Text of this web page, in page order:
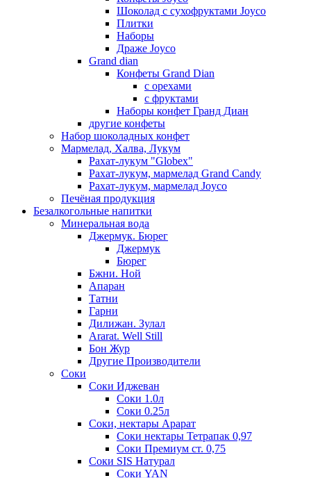
Шоколад с сухофруктами Joyco
Плитки
Наборы
Драже Joyco
Grand dian
Конфеты Grand Dian
с орехами
с фруктами
Наборы конфет Гранд Диан
другие конфеты
Набор шоколадных конфет
Мармелад, Халва, Лукум
Рахат-лукум "Globex"
Рахат-лукум, мармелад Grand Candy
Рахат-лукум, мармелад Joyco
Печёная продукция
Безалкогольные напитки
Минеральная вода
Джермук. Бюрег
Джермук
Бюрег
Бжни. Ной
Апаран
Татни
Гарни
Дилижан. Зулал
Ararat. Well Still
Бон Жур
Другие Производители
Соки
Соки Иджеван
Соки 1.0л
Соки 0.25л
Соки, нектары Арарат
Соки нектары Тетрапак 0,97
Соки Премиум ст. 0,75
Соки SIS Натурал
Соки YAN